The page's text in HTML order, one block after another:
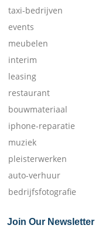
taxi-bedrijven
events
meubelen
interim
leasing
restaurant
bouwmateriaal
iphone-reparatie
muziek
pleisterwerken
auto-verhuur
bedrijfsfotografie
Join Our Newsletter